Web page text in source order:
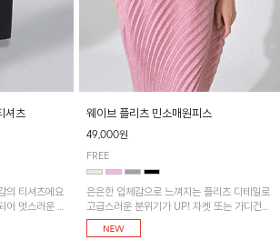
셔츠
의 티셔츠에요
어 멋스러운 아
웨이브 플리츠 민소매원피스
49,000원
FREE
은은한 입체감으로 느껴지는 플리츠 디테일로
고급스러운 분위기가 UP! 자켓 또는 가디건과
같이 매치해도 잘 어울린답니다!